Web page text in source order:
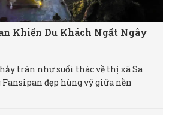
Khiến Du Khách Ngất Ngây
tràn như suối thác về thị xã Sa
đẹp hùng vỹ giữa nền